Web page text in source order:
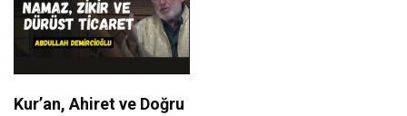
Kur’an, Ahiret ve Doğru